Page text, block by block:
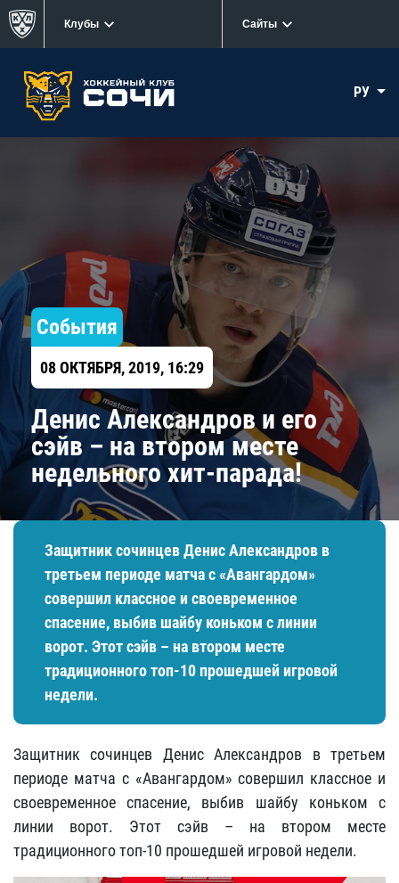
Клубы Сайты
РУ
События
08 ОКТЯБРЯ, 2019, 16:29
Денис Александров и его
сэйв – на втором месте
недельного хит-парада!​
Защитник сочинцев Денис Александров в
третьем периоде матча с «Авангардом»
совершил классное и своевременное
спасение, выбив шайбу коньком с линии
ворот. Этот сэйв – на втором месте
традиционного топ-10 прошедшей игровой
недели.
Защитник сочинцев Денис Александров в третьем
периоде матча с «Авангардом» совершил классное и
своевременное спасение, выбив шайбу коньком с
линии ворот. Этот сэйв – на втором месте
традиционного топ-10 прошедшей игровой недели.